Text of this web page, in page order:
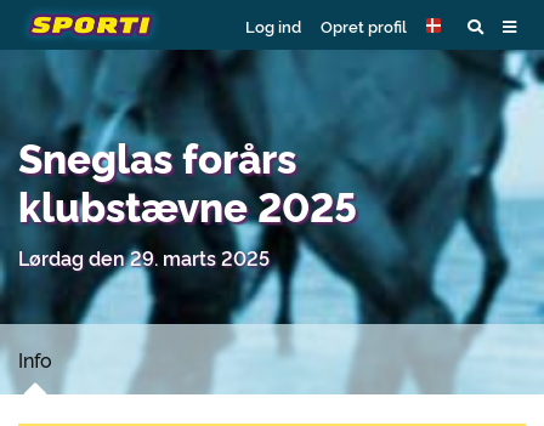
Log ind Opret profil
Sneglas forårs
klubstævne 2025
Lørdag den 29. marts 2025
Info